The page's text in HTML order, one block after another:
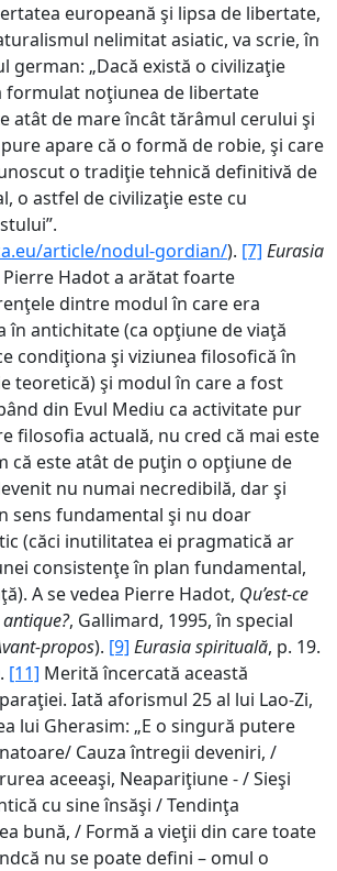
europeană şi lipsa de libertate,
nelimitat asiatic, va scrie, în
german: „Dacă există o civilizaţie
formulat noţiunea de libertate
atât de mare încât tărâmul cerului şi
apare că o formă de robie, şi care
o tradiţie tehnică definitivă de
o astfel de civilizaţie este cu
article/nodul-gordian/). [7] Eurasia
Pierre Hadot a arătat foarte
dintre modul în care era
în antichitate (ca opţiune de viaţă
condiţiona şi viziunea filosofică în
teoretică) şi modul în care a fost
din Evul Mediu ca activitate pur
filosofia actuală, nu cred că mai este
că este atât de puţin o opţiune de
nu numai necredibilă, dar şi
sens fundamental şi nu doar
(căci inutilitatea ei pragmatică ar
consistenţe în plan fundamental,
A se vedea Pierre Hadot, Qu’est-ce
, Gallimard, 1995, în special
propos). [9] Eurasia spirituală, p. 19.
[11] Merită încercată această
Iată aforismul 25 al lui Lao-Zi,
lui Gherasim: „E o singură putere
Cauza întregii deveniri, /
aceeaşi, Neapariţiune - / Sieşi
cu sine însăşi / Tendinţa
bună, / Formă a vieţii din care toate
nu se poate defini – omul o